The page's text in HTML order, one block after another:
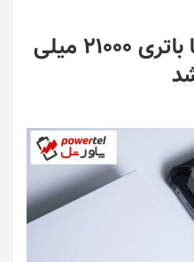
گوشی چینی WP19 با باتری 21000 میلی